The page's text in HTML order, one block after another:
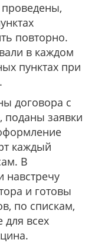
проведены,
повторно.
в каждом
пунктах при
договора с
поданы заявки
каждый
В
и готовы
по спискам,
всех